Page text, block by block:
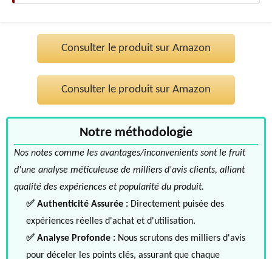
Consulter le produit sur Amazon
Consulter le produit sur Amazon
Notre méthodologie
Nos notes comme les avantages/inconvenients sont le fruit
d'une analyse méticuleuse de milliers d'avis clients, alliant
qualité des expériences et popularité du produit.
✅ Authenticité Assurée : Directement puisée des
expériences réelles d'achat et d'utilisation.
✅ Analyse Profonde : Nous scrutons des milliers d'avis
pour déceler les points clés, assurant que chaque